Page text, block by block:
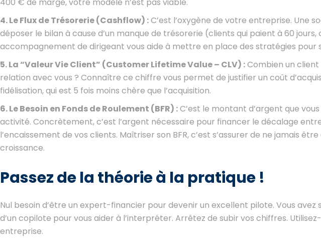
4. Le Flux de Trésorerie (Cashflow) :C’est l’oxygène de votre entreprise. Une
déposer le bilan à cause d’un manque de trésorerie (clients qui paient à 60
accompagnement de dirigeant vous aide à mettre en place des stratégies pour
5. La “Valeur Vie Client” (Customer Lifetime Value – CLV) :Combien un
relation avec vous ? Connaître ce chiffre vous permet de justifier un coût
fidélisation, qui est 5 fois moins chère que l’acquisition.
6. Le Besoin en Fonds de Roulement (BFR) :C’est le montant d’argent que
activité. Concrètement, c’est l’argent nécessaire pour financer le décalage
l’encaissement de vos clients. Maîtriser son BFR, c’est s’assurer de ne jamais
croissance.
Passez de la théorie à la pratique !
Nul besoin d’être un expert-financier pour devenir un excellent pilote. Vous
d’un copilote pour vous aider à l’interpréter. Arrêtez de subir vos chiffres.
entreprise.